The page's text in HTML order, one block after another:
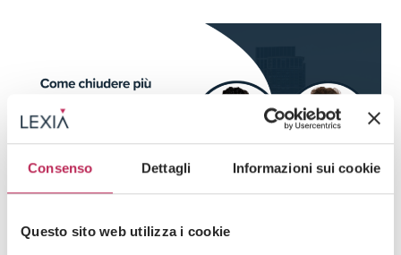
Consenso Dettagli Informazioni sui cookie
Questo sito web utilizza i cookie